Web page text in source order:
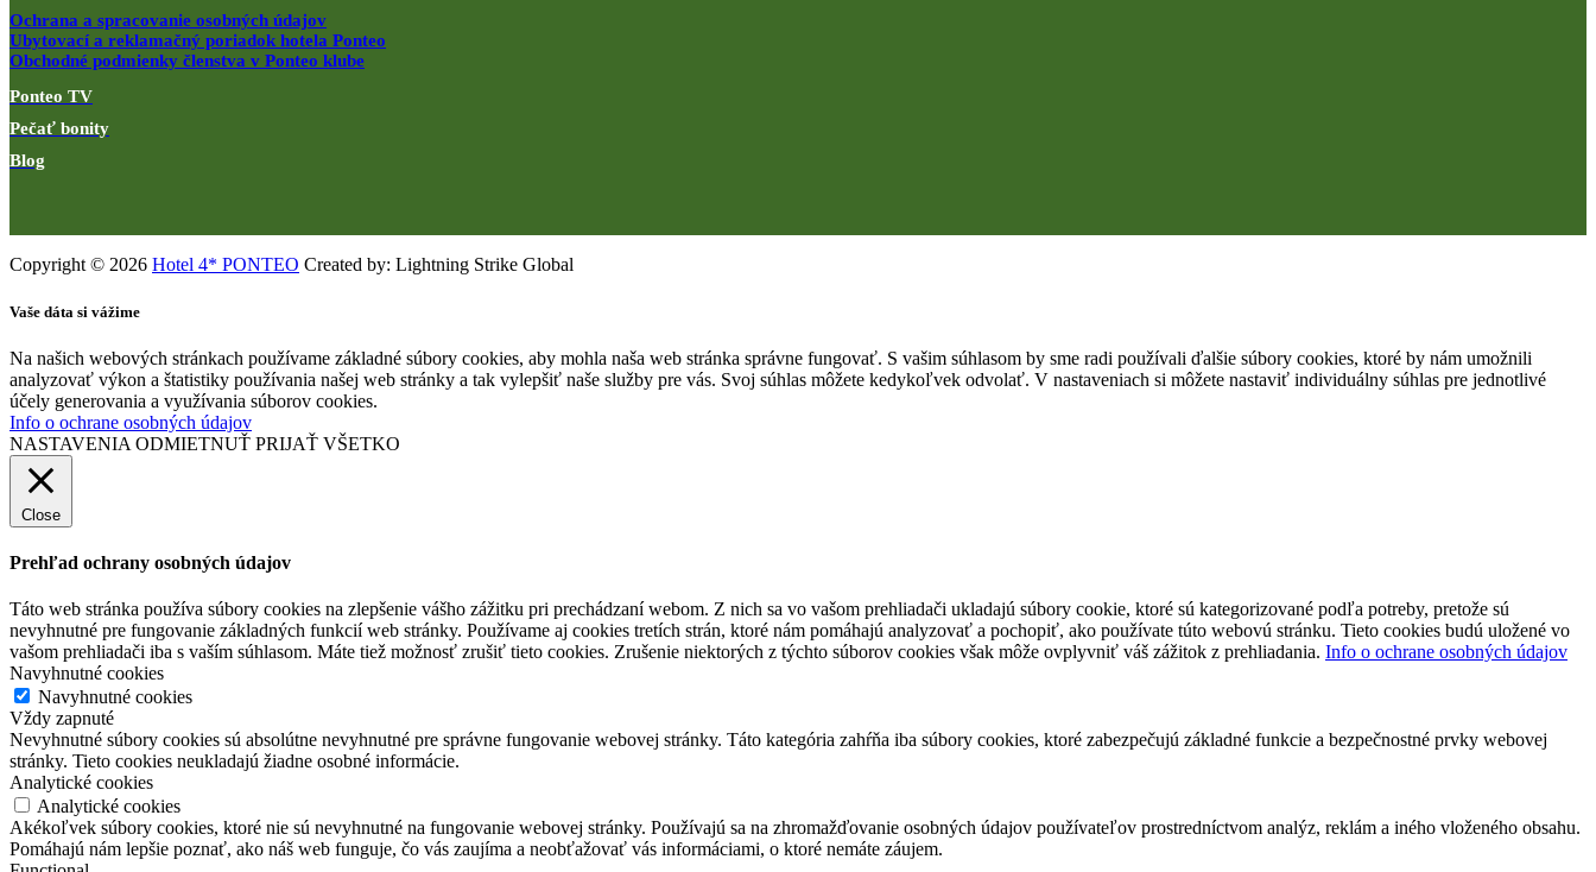
Ochrana a spracovanie osobných údajov
Ubytovací a reklamačný poriadok hotela Ponteo
Obchodné podmienky členstva v Ponteo klube
Ponteo TV
Pečať bonity
Blog
Copyright © 2026 Hotel 4* PONTEO Created by: Lightning Strike Global
Vaše dáta si vážime
Na našich webových stránkach používame základné súbory cookies, aby mohla naša web stránka správne fungovať. S vašim súhlasom by sme radi používali ďalšie súbory cookies, ktoré by nám umožnili
analyzovať výkon a štatistiky používania našej web stránky a tak vylepšiť naše služby pre vás. Svoj súhlas môžete kedykoľvek odvolať. V nastaveniach si môžete nastaviť individuálny súhlas pre jednotlivé
účely generovania a využívania súborov cookies.
Info o ochrane osobných údajov
NASTAVENIA ODMIETNUŤ PRIJAŤ VŠETKO
Close
Prehľad ochrany osobných údajov
Táto web stránka používa súbory cookies na zlepšenie vášho zážitku pri prechádzaní webom. Z nich sa vo vašom prehliadači ukladajú súbory cookie, ktoré sú kategorizované podľa potreby, pretože sú
nevyhnutné pre fungovanie základných funkcií web stránky. Používame aj cookies tretích strán, ktoré nám pomáhajú analyzovať a pochopiť, ako používate túto webovú stránku. Tieto cookies budú uložené vo
vašom prehliadači iba s vaším súhlasom. Máte tiež možnosť zrušiť tieto cookies. Zrušenie niektorých z týchto súborov cookies však môže ovplyvniť váš zážitok z prehliadania. Info o ochrane osobných údajov
Navyhnutné cookies
Navyhnutné cookies
Vždy zapnuté
Nevyhnutné súbory cookies sú absolútne nevyhnutné pre správne fungovanie webovej stránky. Táto kategória zahŕňa iba súbory cookies, ktoré zabezpečujú základné funkcie a bezpečnostné prvky webovej
stránky. Tieto cookies neukladajú žiadne osobné informácie.
Analytické cookies
Analytické cookies
Akékoľvek súbory cookies, ktoré nie sú nevyhnutné na fungovanie webovej stránky. Používajú sa na zhromažďovanie osobných údajov používateľov prostredníctvom analýz, reklám a iného vloženého obsahu.
Pomáhajú nám lepšie poznať, ako náš web funguje, čo vás zaujíma a neobťažovať vás informáciami, o ktoré nemáte záujem.